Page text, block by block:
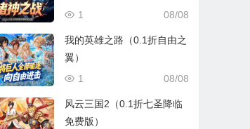
08/08
1
我的英雄之路（0.1折自由之
翼）
08/08
1
风云三国2（0.1折七圣降临
免费版）